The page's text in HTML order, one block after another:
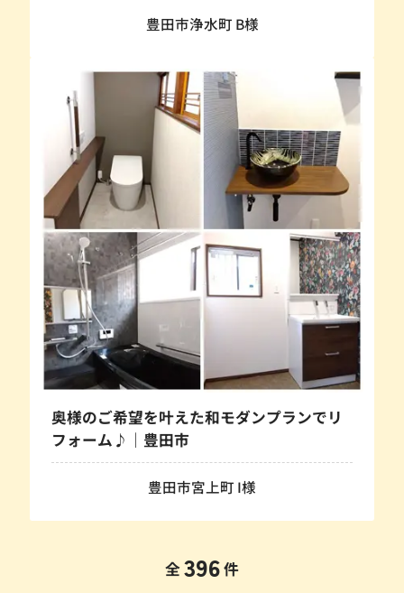
豊田市浄水町 B様
奥様のご希望を叶えた和モダンプランでリ
フォーム♪｜豊田市
豊田市宮上町 I様
全396件